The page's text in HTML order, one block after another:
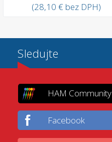
(28,10 € bez DPH)
Sledujte
HAM Community
Facebook